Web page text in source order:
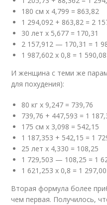
180 см х 4,799 = 863,82
1 294,092 + 863,82 = 2
30 лет х 5,677 = 170,31
2 157,912 — 170,31 = 1
1 987,602 х 0,8 = 1
И женщина с теми же
для похудения):
80 кг х 9,247 = 739,76
739,76 + 447,593 = 1
175 см х 3,098 = 542,15
1 187,353 + 542,15 = 1
25 лет х 4,330 = 108,25
1 729,503 — 108,25 = 1
1 621,253 х 0,8 = 1
Вторая формула более
чем первая. Получилось,